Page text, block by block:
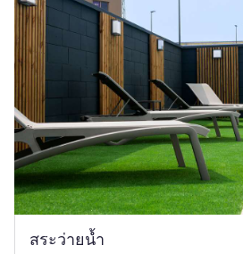
สระว่ายน้ำ